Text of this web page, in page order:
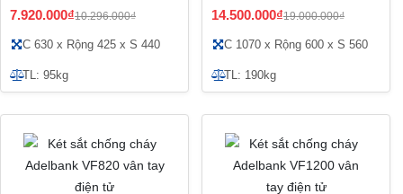
7.920.000₫10.296.000₫
C 630 x Rộng 425 x S 440
TL: 95kg
14.500.000₫19.000.000₫
C 1070 x Rộng 600 x S 560
TL: 190kg